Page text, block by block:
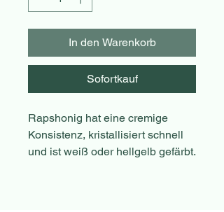
In den Warenkorb
Sofortkauf
Rapshonig hat eine cremige
Konsistenz, kristallisiert schnell
und ist weiß oder hellgelb gefärbt.